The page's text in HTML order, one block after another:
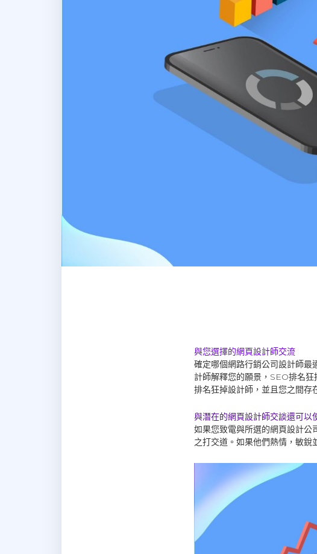
與您選擇的網頁設計師交流
確定哪個網路行銷公司設計師最
計師解釋您的願景，SEO排名
排名狂掉設計師，並且您之間存
與潛在的網頁設計師交談還可以
如果您致電與所選的網頁設計公
之打交道。如果他們熱情，敏銳